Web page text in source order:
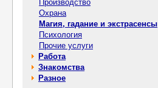
Производство
Охрана
Магия, гадание и экстрасенсы
Психология
Прочие услуги
Работа
Знакомства
Разное